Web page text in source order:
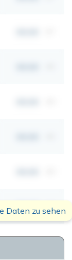
00,00 mt
Daten zu sehen